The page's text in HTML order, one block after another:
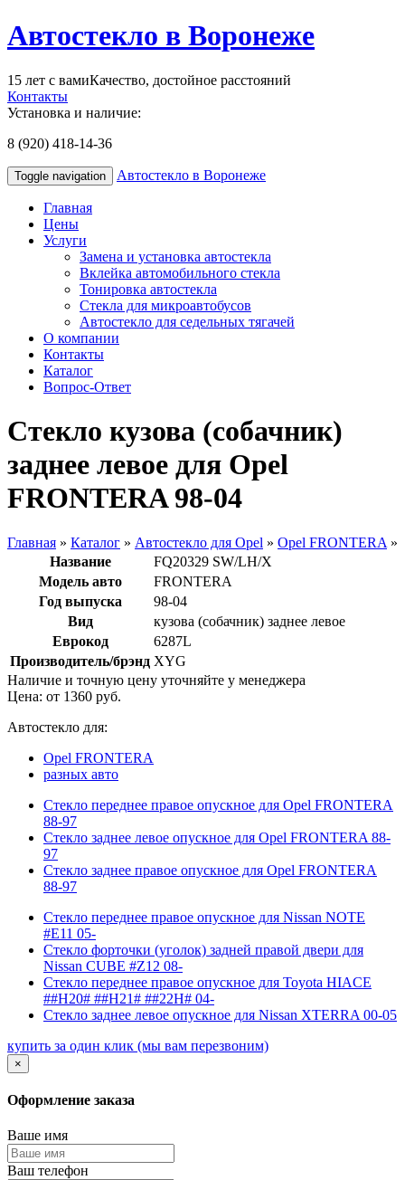
Автостекло в Воронеже
15 лет с вамиКачество, достойное расстояний
Контакты
Установка и наличие:
8 (920) 418-14-36
Toggle navigation Автостекло в Воронеже
Главная
Цены
Услуги
Замена и установка автостекла
Вклейка автомобильного стекла
Тонировка автостекла
Стекла для микроавтобусов
Автостекло для седельных тягачей
О компании
Контакты
Каталог
Вопрос-Ответ
Стекло кузова (собачник)
заднее левое для Opel
FRONTERA 98-04
Главная » Каталог » Автостекло для Opel » Opel FRONTERA »
Название
FQ20329 SW/LH/X
Модель авто
FRONTERA
Год выпуска
98-04
Вид
кузова (собачник) заднее левое
Еврокод
6287L
Производитель/брэнд XYG
Наличие и точную цену уточняйте у менеджера
Цена: от 1360 руб.
Автостекло для:
Opel FRONTERA
разных авто
Стекло переднее правое опускное для Opel FRONTERA
88-97
Стекло заднее левое опускное для Opel FRONTERA 88-
97
Стекло заднее правое опускное для Opel FRONTERA
88-97
Стекло переднее правое опускное для Nissan NOTE
#E11 05-
Стекло форточки (уголок) задней правой двери для
Nissan CUBE #Z12 08-
Стекло переднее правое опускное для Toyota HIACE
##H20# ##H21# ##22H# 04-
Стекло заднее левое опускное для Nissan XTERRA 00-05
купить за один клик (мы вам перезвоним)
×
Оформление заказа
Ваше имя
Ваш телефон